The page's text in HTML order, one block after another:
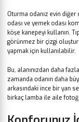
Oturma odanız evin diğer
odası ve yemek odası
köşe kanepeyi kullanın.
görünmez bir çizgi
yapmak için kullanılabilir.
Bu, alanınızdan daha
zamanda odanın daha
arkasındaki ince bir yan
birkaç lamba ile aile